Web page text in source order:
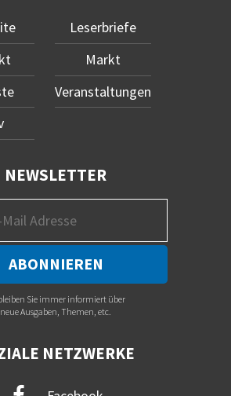
Leserbriefe
Markt
Veranstaltungen
NEWSLETTER
Sie immer informiert über
neue Ausgaben, Themen, etc.
NETZWERKE